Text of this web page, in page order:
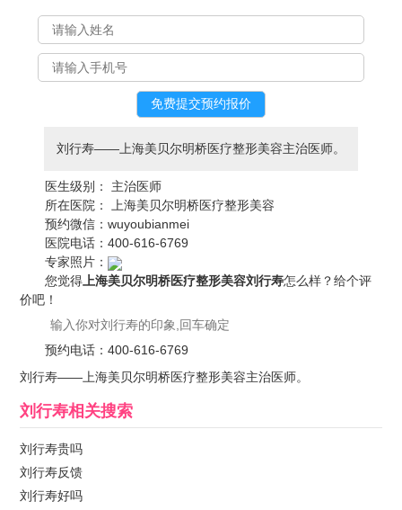
刘行寿——上海美贝尔明桥医疗整形美容主治医师。
医生级别：
主治医师
所在医院：
上海美贝尔明桥医疗整形美容
预约微信：wuyoubianmei
医院电话：400-616-6769
专家照片：
您觉得上海美贝尔明桥医疗整形美容刘行寿怎么样？给个评
价吧！
预约电话：400-616-6769
刘行寿——上海美贝尔明桥医疗整形美容主治医师。
刘行寿相关搜索
刘行寿贵吗
刘行寿反馈
刘行寿好吗